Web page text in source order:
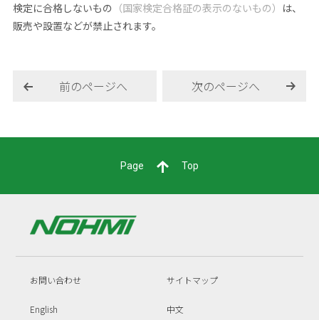
検定に合格しないもの （国家検定合格証の表示のないもの） は、
販売や設置などが禁止されます。
前のページへ 次のページへ
Page Top
お問い合わせ サイトマップ
English 中文